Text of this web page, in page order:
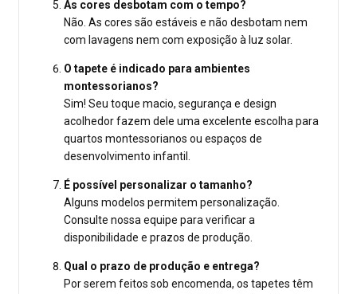
As cores desbotam com o tempo?
Não. As cores são estáveis e não desbotam nem
com lavagens nem com exposição à luz solar.
O tapete é indicado para ambientes
montessorianos?
Sim! Seu toque macio, segurança e design
acolhedor fazem dele uma excelente escolha para
quartos montessorianos ou espaços de
desenvolvimento infantil.
É possível personalizar o tamanho?
Alguns modelos permitem personalização.
Consulte nossa equipe para verificar a
disponibilidade e prazos de produção.
Qual o prazo de produção e entrega?
Por serem feitos sob encomenda, os tapetes têm